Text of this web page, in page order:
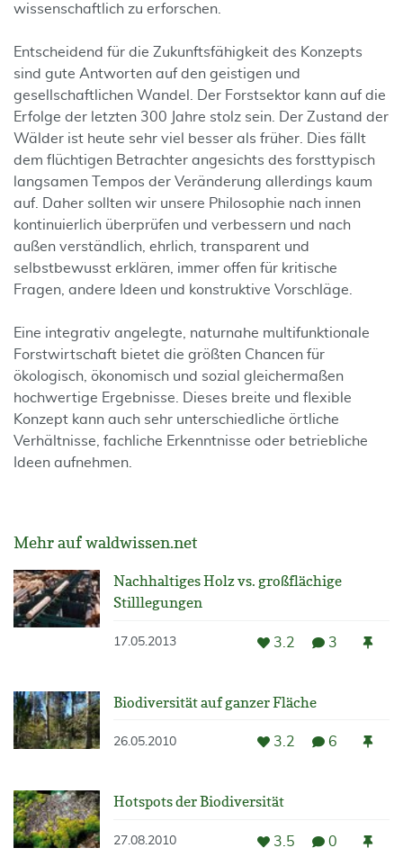
wissenschaftlich zu erforschen.
Entscheidend für die Zukunftsfähigkeit des Konzepts
sind gute Antworten auf den geistigen und
gesellschaftlichen Wandel. Der Forstsektor kann auf die
Erfolge der letzten 300 Jahre stolz sein. Der Zustand der
Wälder ist heute sehr viel besser als früher. Dies fällt
dem flüchtigen Betrachter angesichts des forsttypisch
langsamen Tempos der Veränderung allerdings kaum
auf. Daher sollten wir unsere Philosophie nach innen
kontinuierlich überprüfen und verbessern und nach
außen verständlich, ehrlich, transparent und
selbstbewusst erklären, immer offen für kritische
Fragen, andere Ideen und konstruktive Vorschläge.
Eine integrativ angelegte, naturnahe multifunktionale
Forstwirtschaft bietet die größten Chancen für
ökologisch, ökonomisch und sozial gleichermaßen
hochwertige Ergebnisse. Dieses breite und flexible
Konzept kann auch sehr unterschiedliche örtliche
Verhältnisse, fachliche Erkenntnisse oder betriebliche
Ideen aufnehmen.
Mehr auf waldwissen.net
Nachhaltiges Holz vs. großflächige
Stilllegungen
17.05.2013 3.2 3
Biodiversität auf ganzer Fläche
26.05.2010 3.2 6
Hotspots der Biodiversität
27.08.2010 3.5 0